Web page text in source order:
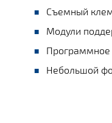
Съемный
Модули
Программное
Небольшой